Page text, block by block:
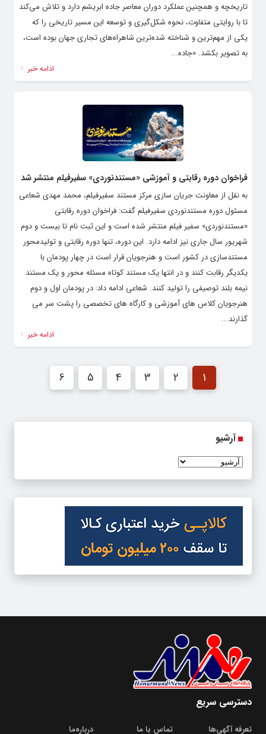
تاریخچه و همچنین عملکرد دوران معاصر جاده ابریشم دارد و تلاش می‌کند
تا با روایتی متفاوت، نحوه شکل‌گیری و توسعه این مسیر تاریخی را که
یکی از مهم‌ترین و شناخته‌ شده‌ترین شاهراه‌های تجاری جهان بوده است،
به تصویر بکشد. «جاده...
ادامه خبر
فراخوان دوره رقابتی و آموزشی «مستندنوردی» سفیرفیلم منتشر شد
به نقل از معاونت جریان سازی مرکز مستند سفیرفیلم، محمد مهدی شعاعی
مسئول دوره مستندنوردی سفیرفیلم گفت: فراخوان دوره رقابتی
«مستندنوردی» سفیر فیلم منتشر شده است و این ثبت نام تا بیست و دوم
شهریور سال‌ جاری نیز ادامه دارد. این دوره، تنها دوره رقابتی و تولیدمحور
مستندسازی در کشور است و هنرجویان قرار است در چهار پودمان با
یکدیگر رقابت کنند و در انتها یک مستند کوتاه مسئله محور و یک مستند
نیمه بلند توصیفی را تولید کنند. شعاعی ادامه داد: در پودمان اول و دوم
هنرجویان کلاس های آموزشی و کارگاه های تخصصی را پشت سر می
گذارند...
ادامه خبر
1
2
3
4
5
6
آرشیو
دسترسی سریع
تعرفه آگهی‌ها تماس با ما درباره‌‌ما